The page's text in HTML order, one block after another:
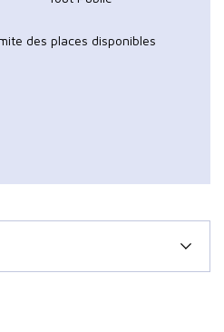
des places disponibles